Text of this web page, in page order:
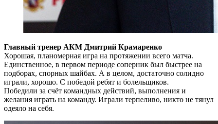
Главный тренер АКМ Дмитрий Крамаренко
Хорошая, планомерная игра на протяжении всего матча.
Единственное, в первом периоде соперник был быстрее на
подборах, спорных шайбах. А в целом, достаточно солидно
играли, хорошо. С победой ребят и болельщиков.
Победили за счёт командных действий, выполнения и
желания играть на команду. Играли терпеливо, никто не тянул
одеяло на себя.